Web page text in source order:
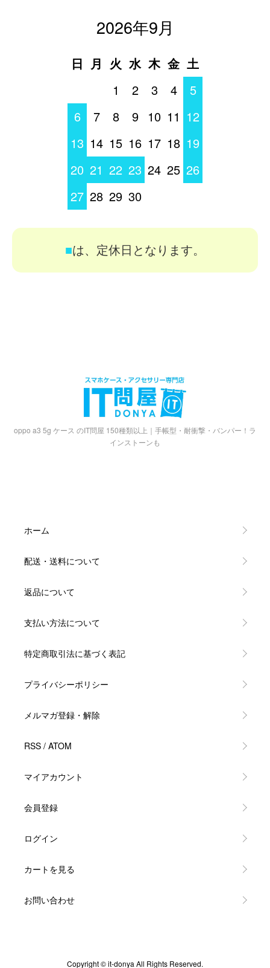
2026年9月
日 月 火 水 木 金 土
1
2 3 4
5
6
7 8 9 10 11 12
13 14 15 16 17 18 19
20 21 22 23 24 25 26
27 28 29 30
■は、定休日となります。
oppo a3 5g ケース のIT問屋 150種類以上｜手帳型・耐衝撃・バンパー！ラ
インストーンも
ホーム
配送・送料について
返品について
支払い方法について
特定商取引法に基づく表記
プライバシーポリシー
メルマガ登録・解除
RSS / ATOM
マイアカウント
会員登録
ログイン
カートを見る
お問い合わせ
Copyright © it-donya All Rights Reserved.